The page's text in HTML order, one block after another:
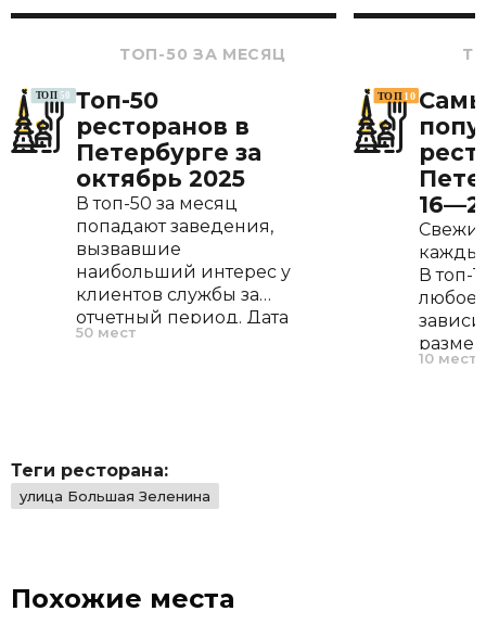
ТОП-50 ЗА МЕСЯЦ
Топ-50
ресторанов в
Петербурге за
октябрь 2025
В топ-50 за месяц
попадают заведения,
вызвавшие
наибольший интерес у
клиентов службы за
отчетный период. Дата
открытия, меню и
50 мест
В топ-
любое
10 мест
Теги ресторана:
улица Большая Зеленина
Похожие места